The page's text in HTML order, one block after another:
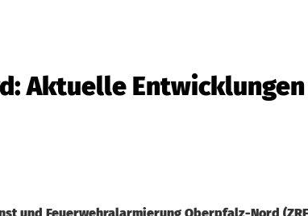
Aktuelle